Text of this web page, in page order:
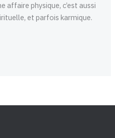
affaire physique, c’est aussi
et parfois karmique.